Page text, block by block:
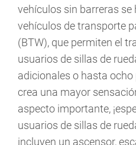
vehículos sin barreras se
vehículos de transporte
(BTW), que permiten el
usuarios de sillas de
adicionales o hasta
crea una mayor
aspecto importante,
usuarios de sillas de
incluyen un ascensor,